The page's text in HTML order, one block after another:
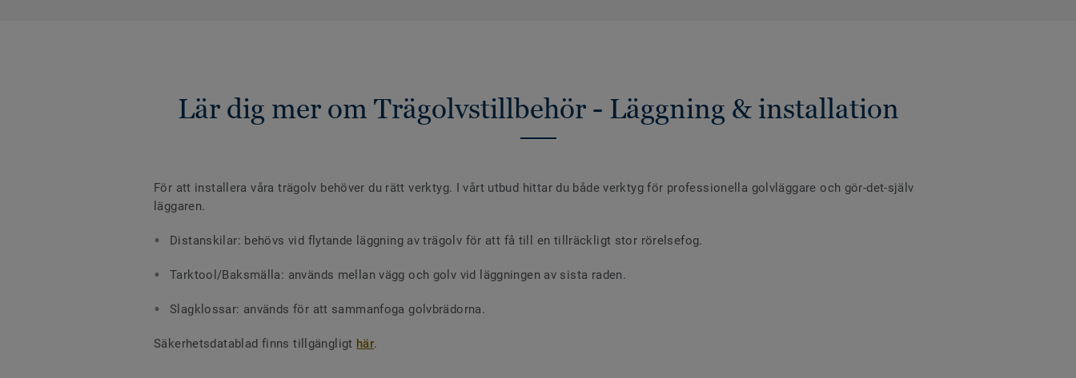
Lär dig mer om Trägolvstillbehör - Läggning & installation
För att installera våra trägolv behöver du rätt verktyg. I vårt utbud hittar du både verktyg för professionella golvläggare och gör-det-själv
läggaren.
Distanskilar: behövs vid flytande läggning av trägolv för att få till en tillräckligt stor rörelsefog.
Tarktool/Baksmälla: används mellan vägg och golv vid läggningen av sista raden.
Slagklossar: används för att sammanfoga golvbrädorna.
Säkerhetsdatablad finns tillgängligt här.